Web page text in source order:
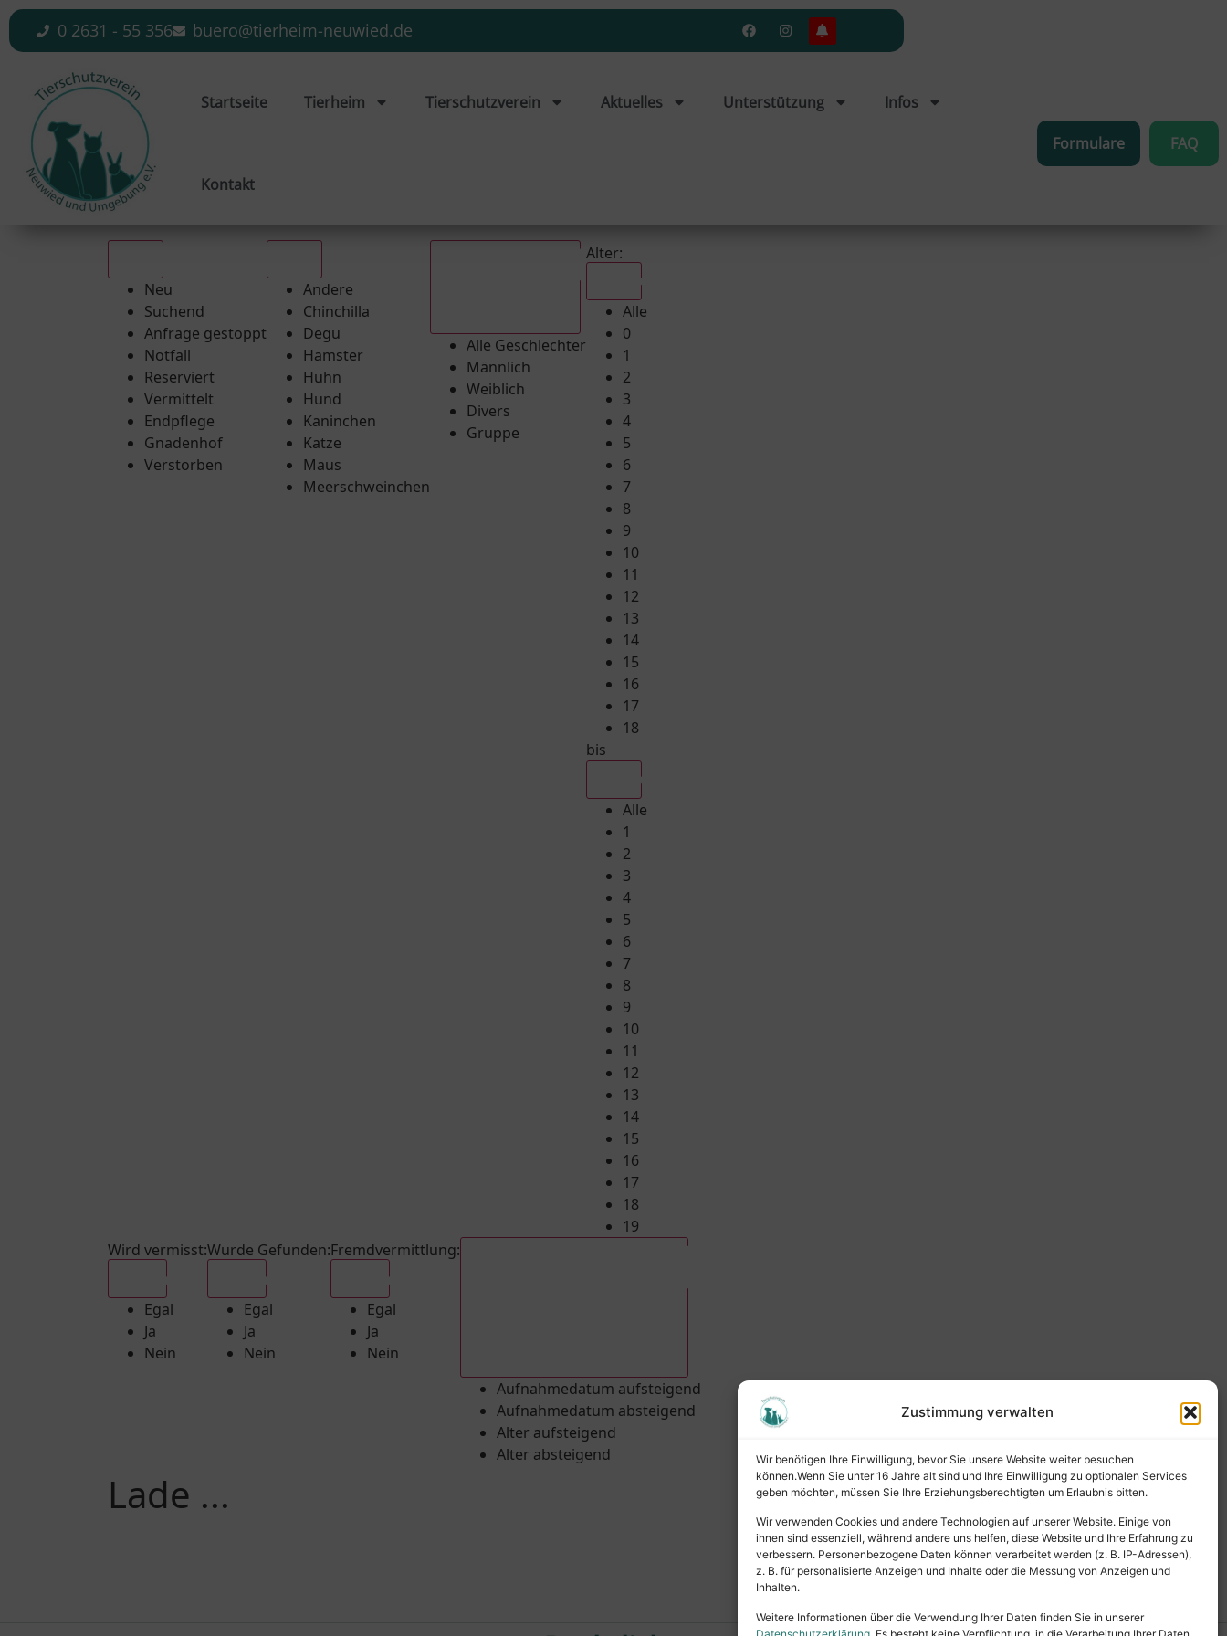
Zustimmung verwalten
Wir benötigen Ihre Einwilligung, bevor Sie unsere Website weiter besuchen
können.Wenn Sie unter 16 Jahre alt sind und Ihre Einwilligung zu optionalen Services
geben möchten, müssen Sie Ihre Erziehungsberechtigten um Erlaubnis bitten.
Wir verwenden Cookies und andere Technologien auf unserer Website. Einige von
ihnen sind essenziell, während andere uns helfen, diese Website und Ihre Erfahrung zu
verbessern. Personenbezogene Daten können verarbeitet werden (z. B. IP-Adressen),
z. B. für personalisierte Anzeigen und Inhalte oder die Messung von Anzeigen und
Inhalten.
Weitere Informationen über die Verwendung Ihrer Daten finden Sie in unserer
0 2631 - 55 356 buero@tierheim-neuwied.de
Startseite Tierheim Tierschutzverein Aktuelles Unterstützung Infos
Kontakt
Formulare FAQ
Neu
Suchend
Anfrage gestoppt
Notfall
Reserviert
Vermittelt
Endpflege
Gnadenhof
Verstorben
Andere
Chinchilla
Degu
Hamster
Huhn
Hund
Kaninchen
Katze
Maus
Meerschweinchen
Alle Geschlechter
Männlich
Weiblich
Divers
Gruppe
Alter:
Alle
0
1
2
3
4
5
6
7
8
9
10
11
12
13
14
15
16
17
18
bis
Alle
1
2
3
4
5
6
7
8
9
10
11
12
13
14
15
16
17
18
19
Wird vermisst:
Egal
Ja
Nein
Wurde Gefunden:
Egal
Ja
Nein
Fremdvermittlung:
Egal
Ja
Nein
Aufnahmedatum aufsteigend
Aufnahmedatum absteigend
Alter aufsteigend
Alter absteigend
Lade ...